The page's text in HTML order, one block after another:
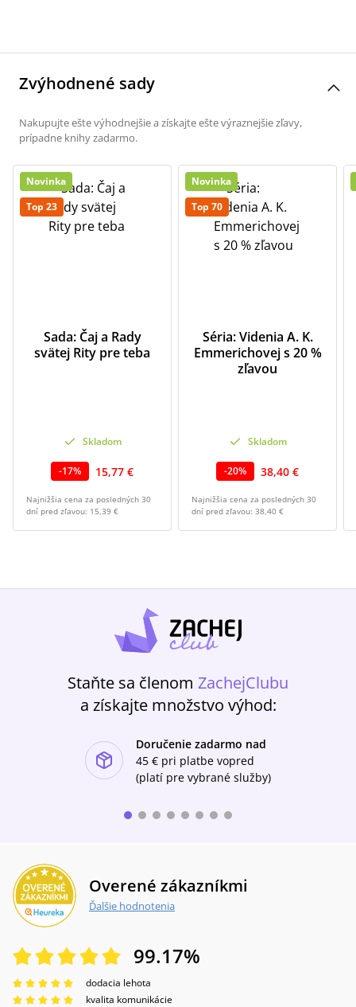
Zvýhodnené sady
Nakupujte ešte výhodnejšie a získajte ešte výraznejšie zľavy,
prípadne knihy zadarmo.
Novinka
Top 23
Sada: Čaj a Rady
svätej Rity pre teba
Skladom
-17% 15,77 €
Najnižšia cena za posledných 30
dní pred zľavou: 15,39 €
Novinka
Top 70
Séria: Videnia A. K.
Emmerichovej s 20 %
zľavou
Skladom
-20% 38,40 €
Najnižšia cena za posledných 30
dní pred zľavou: 38,40 €
Staňte sa členom ZachejClubu
a získajte množstvo výhod:
Doručenie zadarmo nad
45 € pri platbe vopred
(platí pre vybrané služby)
Overené zákazníkmi
Ďalšie hodnotenia
99.17%
dodacia lehota
kvalita komunikácie